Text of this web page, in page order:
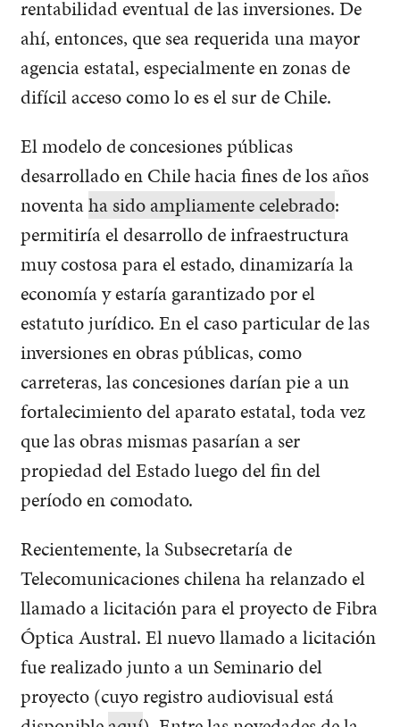
rentabilidad eventual de las inversiones. De
ahí, entonces, que sea requerida una mayor
agencia estatal, especialmente en zonas de
difícil acceso como lo es el sur de Chile.
El modelo de concesiones públicas
desarrollado en Chile hacia fines de los años
noventaha sido ampliamente celebrado:
permitiría el desarrollo de infraestructura
muy costosa para el estado, dinamizaría la
economía y estaría garantizado por el
estatuto jurídico. En el caso particular de las
inversiones en obras públicas, como
carreteras, las concesiones darían pie a un
fortalecimiento del aparato estatal, toda vez
que las obras mismas pasarían a ser
propiedad del Estado luego del fin del
período en comodato.
Recientemente, la Subsecretaría de
Telecomunicaciones chilena ha relanzado el
llamado a licitación para el proyecto de Fibra
Óptica Austral. El nuevo llamado a licitación
fue realizado junto a un Seminario del
proyecto (cuyo registro audiovisual está